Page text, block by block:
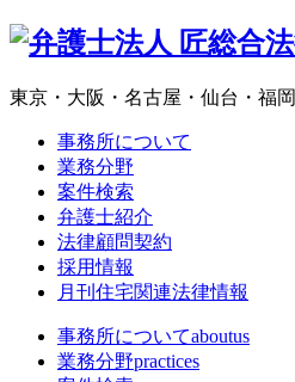
東京・大阪・名古屋・仙台・福岡
事務所について
業務分野
案件検索
弁護士紹介
法律顧問契約
採用情報
月刊住宅関連法律情報
事務所についてaboutus
業務分野practices